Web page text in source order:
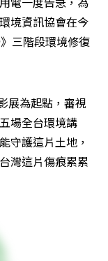
境資訊協會在今
三階段環境修復
展為起點，審視
場全台環境講
守護這片土地，
灣這片傷痕累累